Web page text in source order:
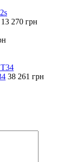
13 270 грн
38 261 грн